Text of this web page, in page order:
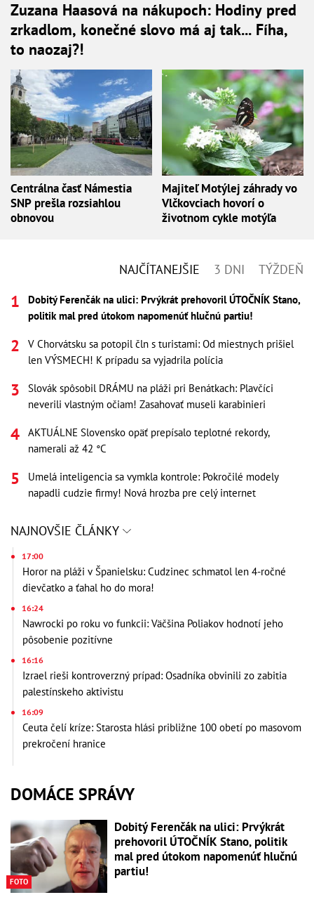
Zuzana Haasová na nákupoch: Hodiny pred
zrkadlom, konečné slovo má aj tak... Fíha,
to naozaj?!
Centrálna časť Námestia
SNP prešla rozsiahlou
obnovou
Majiteľ Motýlej záhrady vo
Vlčkovciach hovorí o
životnom cykle motýľa
NAJČÍTANEJŠIE 3 DNI TÝŽDEŇ
Dobitý Ferenčák na ulici: Prvýkrát prehovoril ÚTOČNÍK Stano,
politik mal pred útokom napomenúť hlučnú partiu!
V Chorvátsku sa potopil čln s turistami: Od miestnych prišiel
len VÝSMECH! K prípadu sa vyjadrila polícia
Slovák spôsobil DRÁMU na pláži pri Benátkach: Plavčíci
neverili vlastným očiam! Zasahovať museli karabinieri
AKTUÁLNE Slovensko opäť prepísalo teplotné rekordy,
namerali až 42 °C
Umelá inteligencia sa vymkla kontrole: Pokročilé modely
napadli cudzie firmy! Nová hrozba pre celý internet
NAJNOVŠIE ČLÁNKY
17:00
Horor na pláži v Španielsku: Cudzinec schmatol len 4-ročné
dievčatko a ťahal ho do mora!
16:24
Nawrocki po roku vo funkcii: Väčšina Poliakov hodnotí jeho
pôsobenie pozitívne
16:16
Izrael rieši kontroverzný prípad: Osadníka obvinili zo zabitia
palestínskeho aktivistu
16:09
Ceuta čelí kríze: Starosta hlási približne 100 obetí po masovom
prekročení hranice
DOMÁCE SPRÁVY
FOTO
Dobitý Ferenčák na ulici: Prvýkrát
prehovoril ÚTOČNÍK Stano, politik
mal pred útokom napomenúť hlučnú
partiu!